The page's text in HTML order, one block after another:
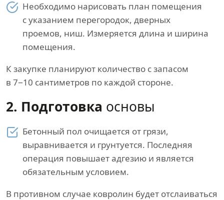
Необходимо нарисовать план помещения
с указанием перегородок, дверных
проемов, ниш. Измеряется длина и ширина
помещения.
К закупке планируют количество с запасом
в 7−10 сантиметров по каждой стороне.
2. Подготовка основы
Бетонный пол очищается от грязи,
выравнивается и грунтуется. Последняя
операция повышает адгезию и является
обязательным условием.
В противном случае ковролин будет отслаиваться